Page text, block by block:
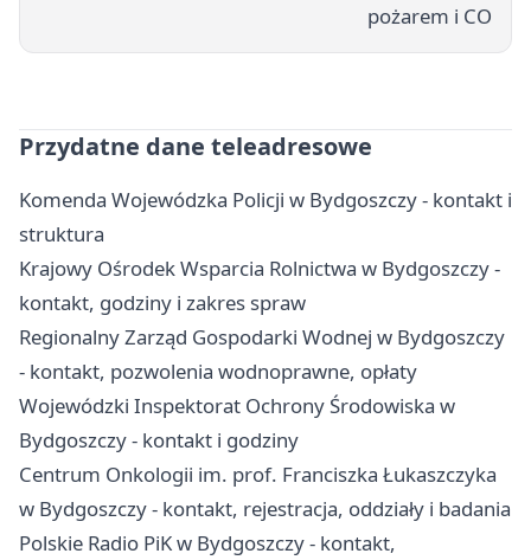
pożarem i CO
Przydatne dane teleadresowe
Komenda Wojewódzka Policji w Bydgoszczy - kontakt i
struktura
Krajowy Ośrodek Wsparcia Rolnictwa w Bydgoszczy -
kontakt, godziny i zakres spraw
Regionalny Zarząd Gospodarki Wodnej w Bydgoszczy
- kontakt, pozwolenia wodnoprawne, opłaty
Wojewódzki Inspektorat Ochrony Środowiska w
Bydgoszczy - kontakt i godziny
Centrum Onkologii im. prof. Franciszka Łukaszczyka
w Bydgoszczy - kontakt, rejestracja, oddziały i badania
Polskie Radio PiK w Bydgoszczy - kontakt,